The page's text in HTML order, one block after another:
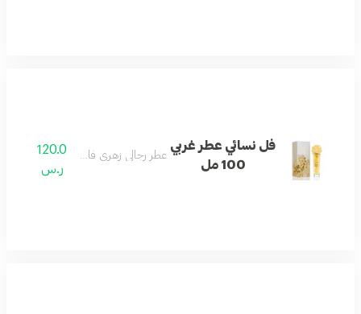
فل نسائي عطر غربي
100 مل
عطر رجالي زهري فاخر وجذاب.
120.0
ر.س